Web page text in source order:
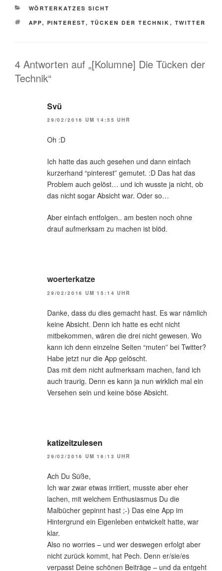
KATEGORIEN
WÖRTERKATZES SICHT
SCHLAGWÖRTER
APP, PINTEREST, TÜCKEN DER TECHNIK , TWITTER
4 Antworten auf „[Kolumne] Die Tücken der
Technik“
Svü
29/02/2016 UM 14:55 UHR
Oh :D
Ich hatte das auch gesehen und dann einfach
kurzerhand “pinterest” gemutet. :D Das hat das
Problem auch gelöst… und ich wusste ja nicht, ob
das nicht sogar Absicht war. Oder so…
Aber einfach entfolgen.. am besten noch ohne
drauf aufmerksam zu machen ist blöd.
woerterkatze
29/02/2016 UM 15:14 UHR
Danke, dass du dies gemacht hast. Es war nämlich
keine Absicht. Denn ich hatte es echt nicht
mitbekommen, wären die drei nicht gewesen. Wo
kann ich denn einzelne Seiten “muten” bei Twitter?
Habe jetzt nur die App gelöscht.
Das mit dem nicht aufmerksam machen, fand ich
auch traurig. Denn es kann ja nun wirklich mal ein
Versehen sein und keine böse Absicht.
katizeitzulesen
29/02/2016 UM 16:13 UHR
Ach Du Süße,
Ich war zwar etwas irritiert, musste aber eher
lachen, mit welchem Enthusiasmus Du die
Malbücher gepinnt hast ;-) Das eine App im
Hintergrund ein Eigenleben entwickelt hatte, war
klar.
Also no worries – und wer deswegen erfolgt aber
nicht zurück kommt, hat Pech. Denn er/sie/es
verpasst Deine schönen Beiträge – und da entgeht